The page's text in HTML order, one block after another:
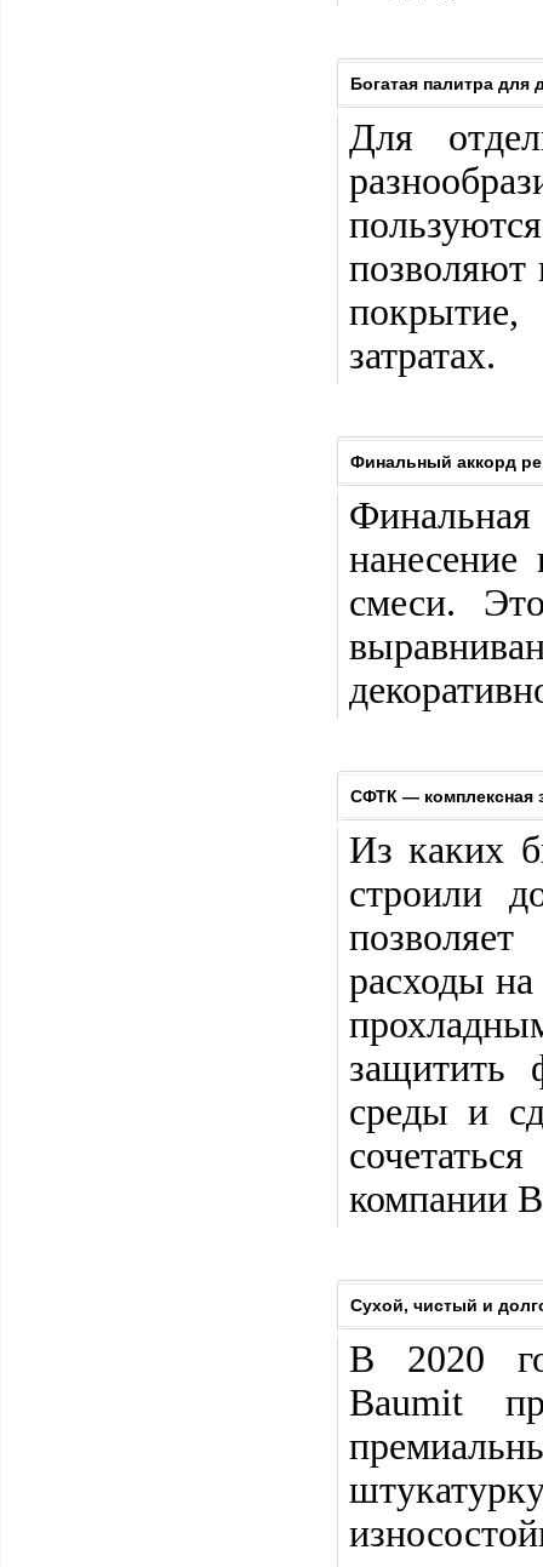
Богатая палитра для
Для
позволяют
затратах.
Финальный аккорд
смеси.
СФТК — комплексная
Из каких
строили
расходы
защитить
среды и
компании
Сухой, чистый и
В 2020
Baumit